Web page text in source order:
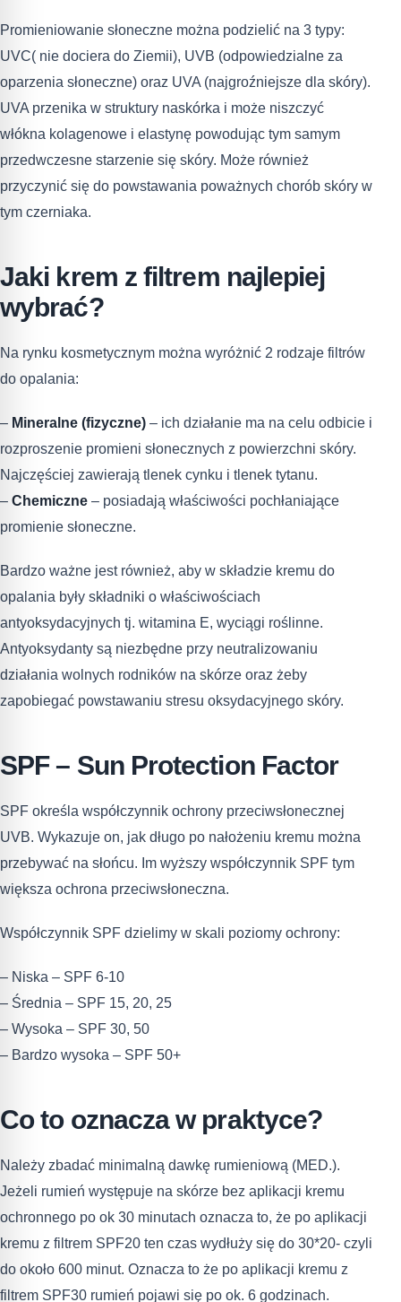
Promieniowanie słoneczne można podzielić na 3 typy:
UVC( nie dociera do Ziemii), UVB (odpowiedzialne za
oparzenia słoneczne) oraz UVA (najgroźniejsze dla skóry).
UVA przenika w struktury naskórka i może niszczyć
włókna kolagenowe i elastynę powodując tym samym
przedwczesne starzenie się skóry. Może również
przyczynić się do powstawania poważnych chorób skóry w
tym czerniaka.
Jaki krem z filtrem najlepiej
wybrać?
Na rynku kosmetycznym można wyróżnić 2 rodzaje filtrów
do opalania:
– Mineralne (fizyczne) – ich działanie ma na celu odbicie i
rozproszenie promieni słonecznych z powierzchni skóry.
Najczęściej zawierają tlenek cynku i tlenek tytanu.
– Chemiczne – posiadają właściwości pochłaniające
promienie słoneczne.
Bardzo ważne jest również, aby w składzie kremu do
opalania były składniki o właściwościach
antyoksydacyjnych tj. witamina E, wyciągi roślinne.
Antyoksydanty są niezbędne przy neutralizowaniu
działania wolnych rodników na skórze oraz żeby
zapobiegać powstawaniu stresu oksydacyjnego skóry.
SPF – Sun Protection Factor
SPF określa współczynnik ochrony przeciwsłonecznej
UVB. Wykazuje on, jak długo po nałożeniu kremu można
przebywać na słońcu. Im wyższy współczynnik SPF tym
większa ochrona przeciwsłoneczna.
Współczynnik SPF dzielimy w skali poziomy ochrony:
– Niska – SPF 6-10
– Średnia – SPF 15, 20, 25
– Wysoka – SPF 30, 50
– Bardzo wysoka – SPF 50+
Co to oznacza w praktyce?
Należy zbadać minimalną dawkę rumieniową (MED.).
Jeżeli rumień występuje na skórze bez aplikacji kremu
ochronnego po ok 30 minutach oznacza to, że po aplikacji
kremu z filtrem SPF20 ten czas wydłuży się do 30*20- czyli
do około 600 minut. Oznacza to że po aplikacji kremu z
filtrem SPF30 rumień pojawi się po ok. 6 godzinach.